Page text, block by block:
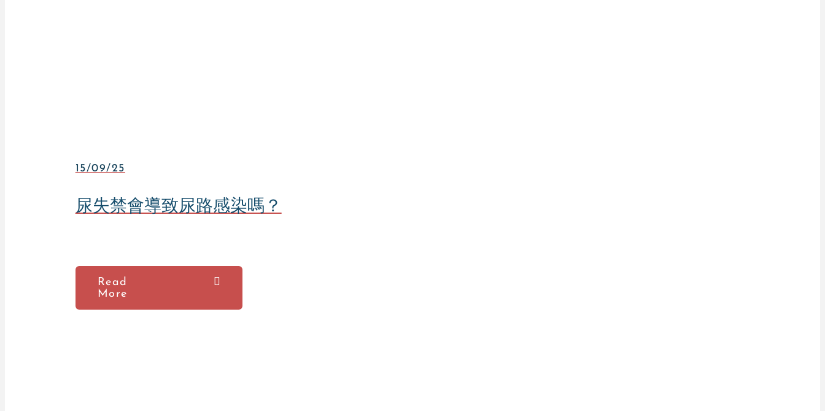
15/09/25
尿失禁會導致尿路感染嗎？
Read
More